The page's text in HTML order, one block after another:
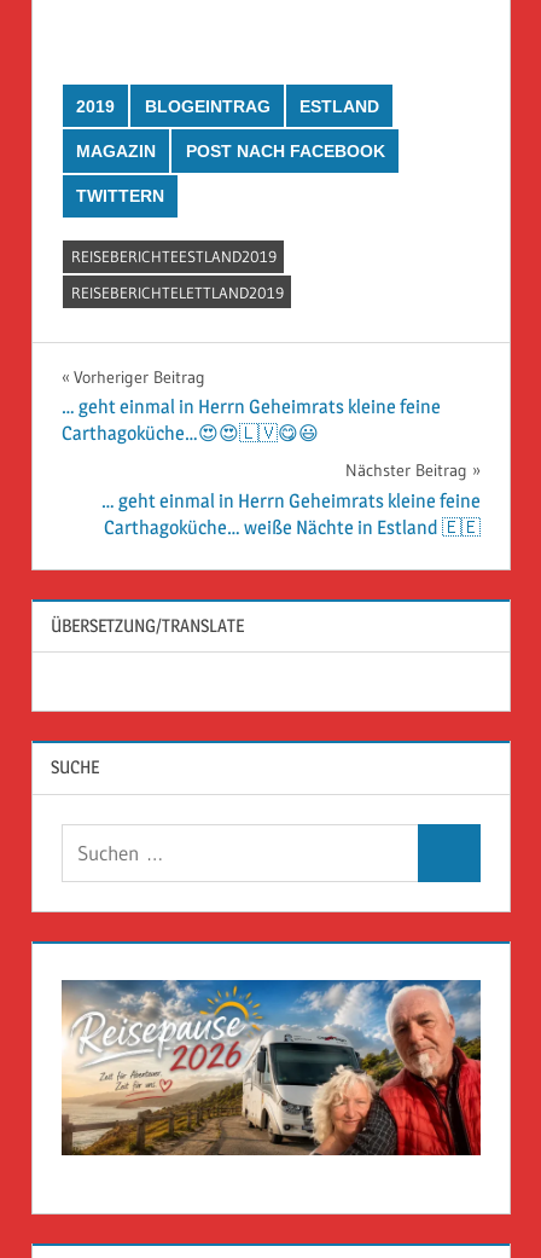
2019 BLOGEINTRAG ESTLAND
MAGAZIN POST NACH FACEBOOK
TWITTERN
REISEBERICHTEESTLAND2019
REISEBERICHTELETTLAND2019
Beitragsnavigation
Vorheriger Beitrag
… geht einmal in Herrn Geheimrats kleine feine
Carthagoküche…😍😍🇱🇻😋😃
Nächster Beitrag
… geht einmal in Herrn Geheimrats kleine feine
Carthagoküche… weiße Nächte in Estland 🇪🇪
ÜBERSETZUNG/TRANSLATE
SUCHE